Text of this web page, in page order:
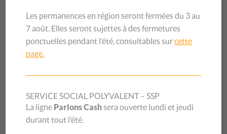
d’assurer une meilleure protection des victimes de
violences domestiques indépendamment de leur statut
migratoire. À cette occasion, une table ronde intitulée «
Violence domestique : les victimes migrantes enfin mieux
Parallèlement, les équipes du CSP Vaud se sont mobilisées
sur plusieurs dossiers d’actualité aux niveaux cantonal et
fédéral. Dans le Canton de Vaud, Jet Service a participé à la
Les permanences en région seront fermées du 3 au
7 août. Elles seront sujettes à des fermetures
ponctuelles pendant l’été, consultables surcette
page.
SERVICE SOCIAL POLYVALENT – SSP
La ligne Parlons Cashsera ouverte lundi et jeudi
durant tout l’été.